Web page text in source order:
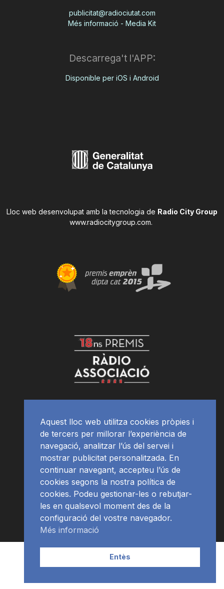
publicitat@radiociutat.com
Més informació - Media Kit
Descarrega't l'APP:
Disponible per iOS i Android
Lloc web desenvolupat amb la tecnologia de Radio City Group
www.radiocitygroup.com.
APP Programació
Aquest lloc web utilitza cookies pròpies i
de tercers per millorar l’experiència de
navegació, analitzar l’ús del servei i
mostrar publicitat personalitzada. En
continuar navegant, accepteu l’ús de
cookies segons la nostra política de
cookies. Podeu gestionar-les o rebutjar-
les en qualsevol moment des de la
configuració del vostre navegador.
Més informació
Entès